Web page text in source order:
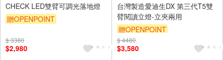
CHECK LED雙臂可調光落地燈
贈OPENPOINT
$ 3380
$2,980
台灣製造愛迪生DX 第三代T5雙
臂閱讀立燈-立夾兩用
贈OPENPOINT
$ 4480
$3,580